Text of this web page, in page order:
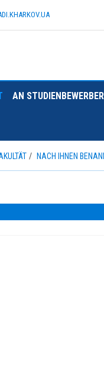
UA
AN STUDIENBEWERBER
NACH IHNEN